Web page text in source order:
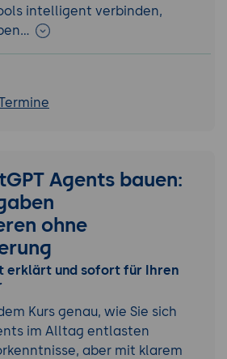
intelligent verbinden,
Agents bauen:
ohne
erklärt und sofort für Ihren
Kurs genau, wie Sie sich
im Alltag entlasten
aber mit klarem